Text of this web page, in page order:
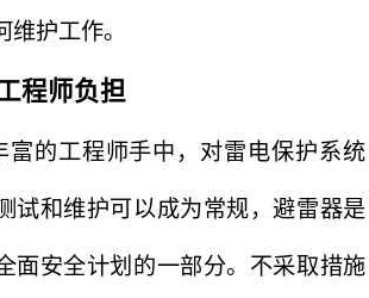
维护工作。
程师负担
富的工程师手中，对雷电保护系统
试和维护可以成为常规，避雷器是
面安全计划的一部分。不采取措施